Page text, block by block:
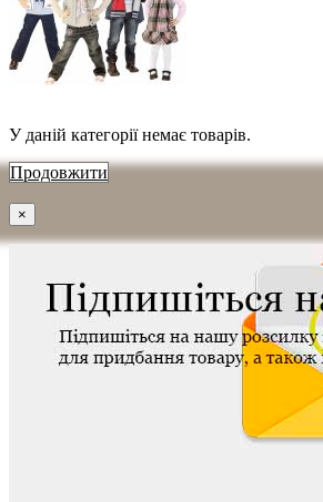
У даній категорії немає товарів.
Продовжити
×